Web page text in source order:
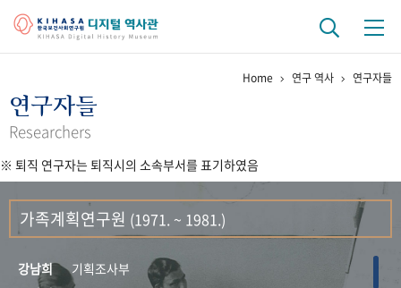
걸어온 길 기관 변천사
연구 역사
정책과 연구 키워드로 보는 연구 역사
연구자들
간행물 변천사
Home 연구 역사 연구자들
연구자들
Researchers
※ 퇴직 연구자는 퇴직시의 소속부서를 표기하였음
가족계획연구원 (1971. ~ 1981.)
강남희
기획조사부